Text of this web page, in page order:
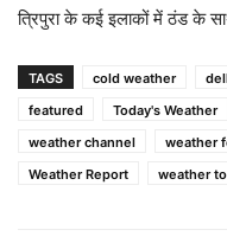
त्रिपुरा के कई इलाकों में ठंड के
TAGS cold weather
featured
Today's Weather
weather channel
weather
Weather Report
weather